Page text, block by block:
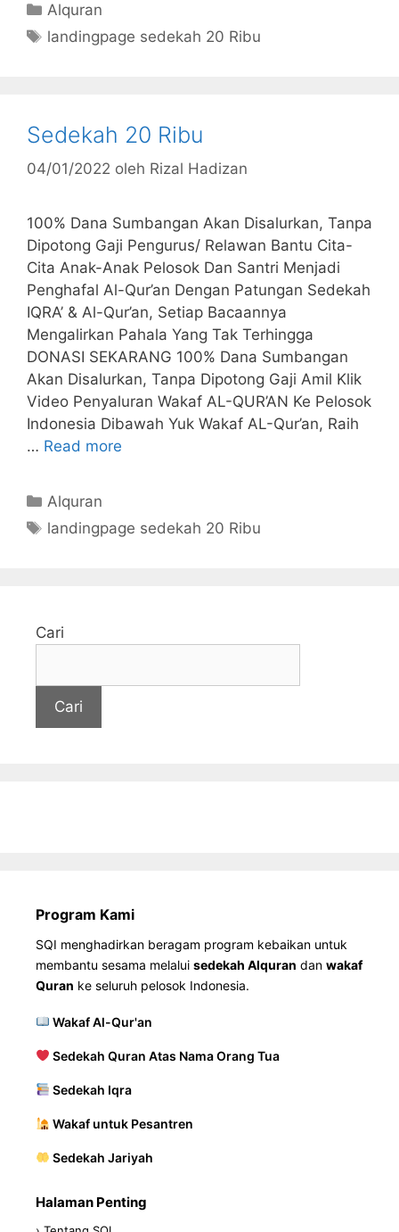
Kategori
Alquran
Tag
landingpage sedekah 20 Ribu
Sedekah 20 Ribu
04/01/2022 oleh Rizal Hadizan
100% Dana Sumbangan Akan Disalurkan, Tanpa
Dipotong Gaji Pengurus/ Relawan Bantu Cita-
Cita Anak-Anak Pelosok Dan Santri Menjadi
Penghafal Al-Qur’an Dengan Patungan Sedekah
IQRA’ & Al-Qur’an, Setiap Bacaannya
Mengalirkan Pahala Yang Tak Terhingga
DONASI SEKARANG 100% Dana Sumbangan
Akan Disalurkan, Tanpa Dipotong Gaji Amil Klik
Video Penyaluran Wakaf AL-QUR’AN Ke Pelosok
Indonesia Dibawah Yuk Wakaf AL-Qur’an, Raih
… Read more
Kategori
Alquran
Tag
landingpage sedekah 20 Ribu
Cari
Cari
Program Kami
SQI menghadirkan beragam program kebaikan untuk
membantu sesama melalui sedekah Alquran dan wakaf
Quran ke seluruh pelosok Indonesia.
Wakaf Al-Qur'an
Sedekah Quran Atas Nama Orang Tua
Sedekah Iqra
Wakaf untuk Pesantren
Sedekah Jariyah
Halaman Penting